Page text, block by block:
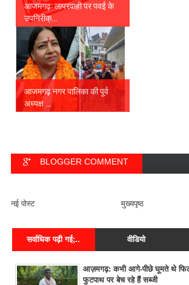
आजमगढ़: लापरवाही पर पवई के
उपनिरीक्...
आजमगढ़ नगर पालिका की पूर्व
अध्यक्ष ...
BLOGGER COMMENT
नई पोस्ट मुख्यपृष्ठ
सर्वाधिक पढ़ी गई;.. वीडियो
आज़मगढ़: कभी आगे-पीछे घूमते थे
फुटपाथ पर बेच रहे हैं सब्जी